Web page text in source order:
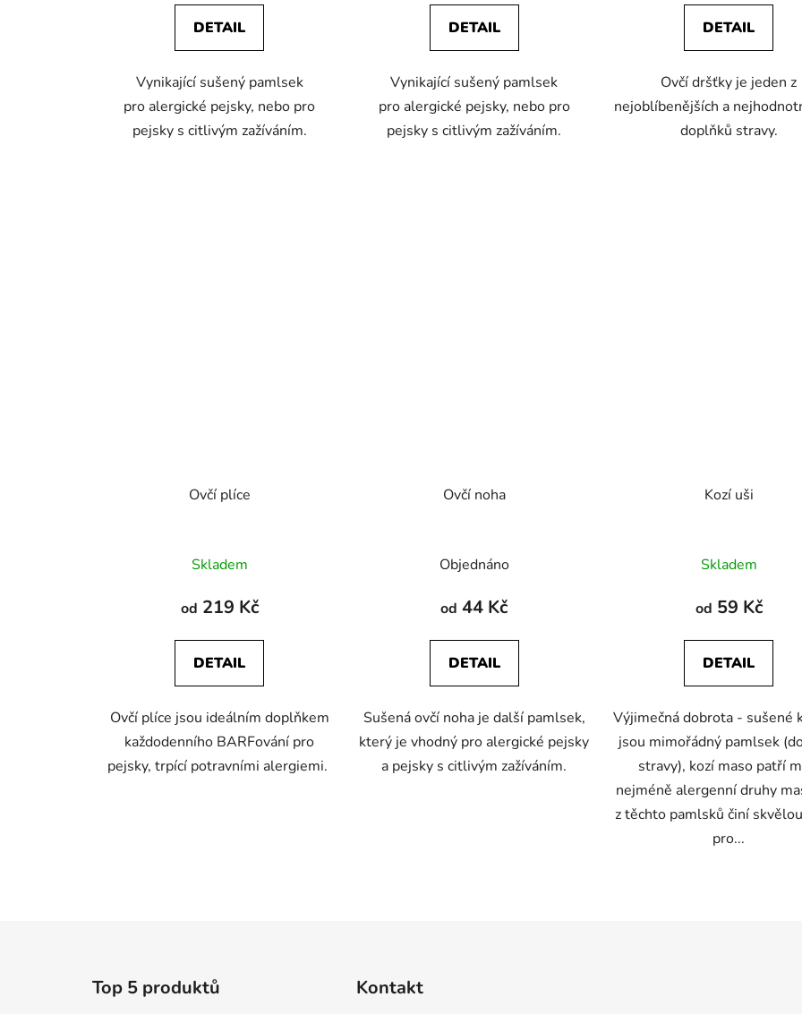
5,0
z
hvězdiček.
DETAIL
Vynikající sušený pamlsek
pro alergické pejsky, nebo pro
pejsky s citlivým zažíváním.
4,3
z
hvězdiček.
DETAIL
Vynikající sušený pamlsek
pro alergické pejsky, nebo pro
pejsky s citlivým zažíváním.
4,3
z
hvězdiček.
DETAIL
Ovčí dršťky je jeden z
nejoblíbenějších a
doplňků stravy.
Ovčí plíce
hodnocení
produktu
5,0
z
hvězdiček.
Skladem
od 219 Kč
DETAIL
Ovčí plíce jsou ideálním doplňkem
každodenního BARFování pro
pejsky, trpící potravními alergiemi.
Ovčí noha
hodnocení
produktu
5,0
z
hvězdiček.
Objednáno
od 44 Kč
DETAIL
Sušená ovčí noha je další pamlsek,
který je vhodný pro alergické pejsky
a pejsky s citlivým zažíváním.
Kozí uši
hodnocení
produktu
5,0
z
hvězdiček.
Skladem
od 59 Kč
DETAIL
Výjimečná dobrota - sušené
jsou mimořádný pamlsek
stravy), kozí maso patří
nejméně alergenní druhy
z těchto pamlsků činí
pro...
Top 5 produktů Kontakt